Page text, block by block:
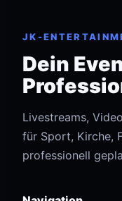
JK-
Dein
Livestreams,
für Sport, Kirche,
professionell